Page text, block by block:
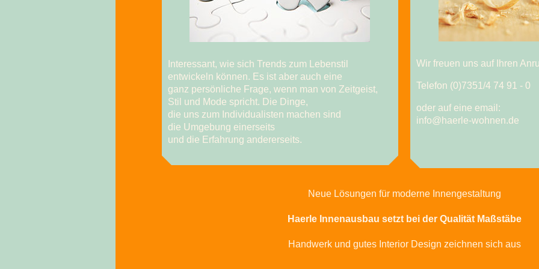
Interessant, wie sich Trends zum Lebenstil
entwickeln können. Es ist aber auch eine
ganz persönliche Frage, wenn man von Zeitgeist,
Stil und Mode spricht. Die Dinge,
die uns zum Individualisten machen sind
die Umgebung einerseits
und die Erfahrung andererseits.
Wir freuen uns auf Ihren
Telefon (0)7351/4 74 91 - 0
oder auf eine email:
info@haerle-wohnen.de
Neue Lösungen für moderne Innengestaltung
Haerle Innenausbau setzt bei der Qualität Maßstäbe
Handwerk und gutes Interior Design zeichnen sich aus